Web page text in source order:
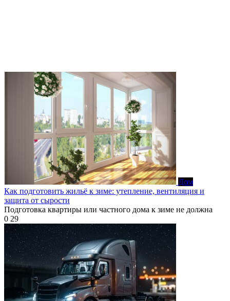
Дом
Как подготовить жильё к зиме: утепление, вентиляция и
защита от сырости
Подготовка квартиры или частного дома к зиме не должна
0 29